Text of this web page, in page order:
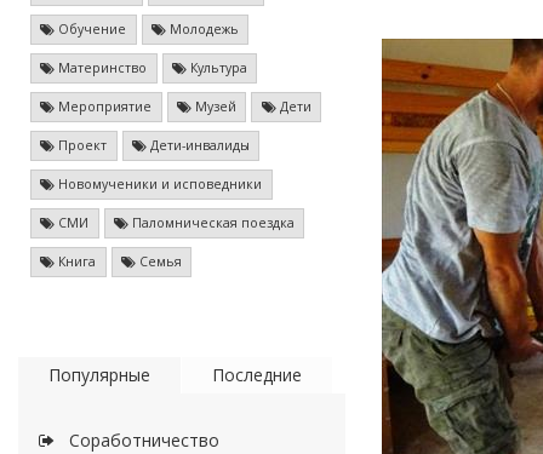
Обучение Молодежь
Материнство Культура
Мероприятие Музей Дети
Проект Дети-инвалиды
Новомученики и исповедники
СМИ Паломническая поездка
Книга Семья
Популярные Последние
Соработничество